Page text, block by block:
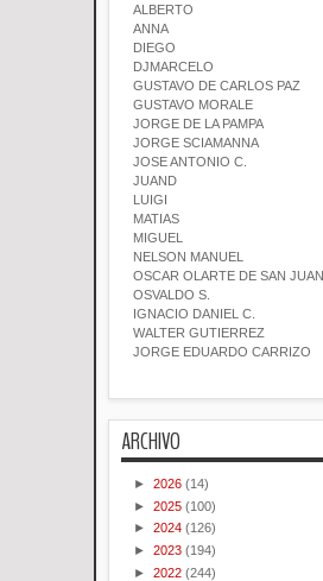
ALBERTO
ANNA
DIEGO
DJMARCELO
GUSTAVO DE CARLOS PAZ
GUSTAVO MORALE
JORGE DE LA PAMPA
JORGE SCIAMANNA
JOSE ANTONIO C.
JUAND
LUIGI
MATIAS
MIGUEL
NELSON MANUEL
OSCAR OLARTE DE SAN JUAN
OSVALDO S.
IGNACIO DANIEL C.
WALTER GUTIERREZ
JORGE EDUARDO CARRIZO
ARCHIVO
► 2026 (14)
► 2025 (100)
► 2024 (126)
► 2023 (194)
► 2022 (244)